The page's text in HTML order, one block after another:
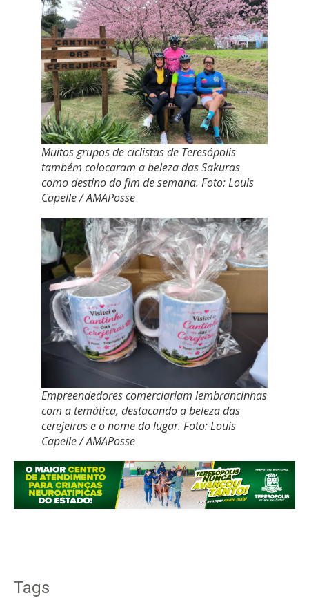
Muitos grupos de ciclistas de Teresópolis
também colocaram a beleza das Sakuras
como destino do fim de semana. Foto: Louis
Capelle / AMAPosse
Empreendedores comerciariam lembrancinhas
com a temática, destacando a beleza das
cerejeiras e o nome do lugar. Foto: Louis
Capelle / AMAPosse
Tags